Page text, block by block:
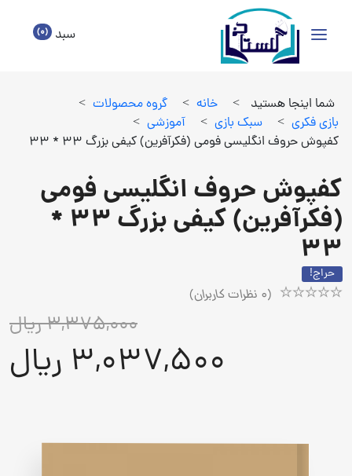
سبد (0)
شما اینجا هستید > خانه > گروه محصولات >
بازي فكري > سبك بازي > آموزشي >
کفپوش حروف انگلیسی فومی (فکرآفرین) کیفی بزرگ 33 * 33
کفپوش حروف انگلیسی فومی
(فکرآفرین) کیفی بزرگ 33 *
33
حراج!
(
0 نظرات کاربران)
3,375,000 ریال
3,037,500 ریال